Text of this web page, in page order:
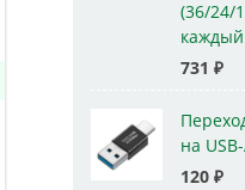
(36/24/
731 ₽
на
120 ₽